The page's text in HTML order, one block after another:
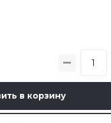
в корзину